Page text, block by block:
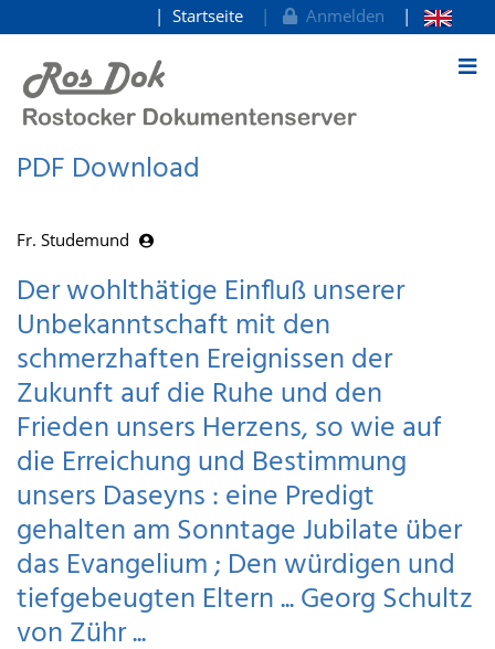
zum Inhalt
Startseite Anmelden
PDF Download
Fr. Studemund
Der wohlthätige Einfluß unserer
Unbekanntschaft mit den
schmerzhaften Ereignissen der
Zukunft auf die Ruhe und den
Frieden unsers Herzens, so wie auf
die Erreichung und Bestimmung
unsers Daseyns : eine Predigt
gehalten am Sonntage Jubilate über
das Evangelium ; Den würdigen und
tiefgebeugten Eltern ... Georg Schultz
von Zühr ...